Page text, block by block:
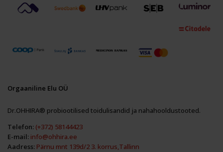
Orgaaniline Elu OÜ
Dr.OHHIRA® probiootilised toidulisandid ja nahahooldustooted.
Telefon: (+372) 58144423
E-mail: info@ohhira.ee
Aadress: Pärnu mnt 139d/2 3. korrus,Tallinn